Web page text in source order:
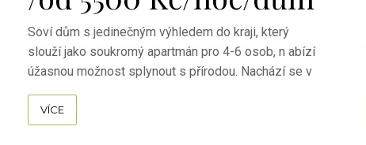
Soví dům s jedinečným výhledem do kraji, který
slouží jako soukromý apartmán pro 4-6 osob, n abízí
úžasnou možnost splynout s přírodou. Nachází se v
VÍCE